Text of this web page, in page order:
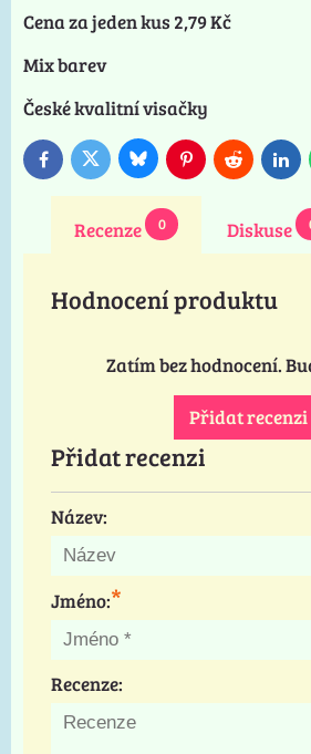
Cena za jeden kus 2,79 Kč
Mix barev
České kvalitní visačky
FacebookTwitterBlueskyPinterestReddit
Recenze 0 Diskuse
Hodnocení produktu
Zatím bez hodnocení.
Přidat recenzi
Přidat recenzi
Název:
Jméno:*
Recenze: